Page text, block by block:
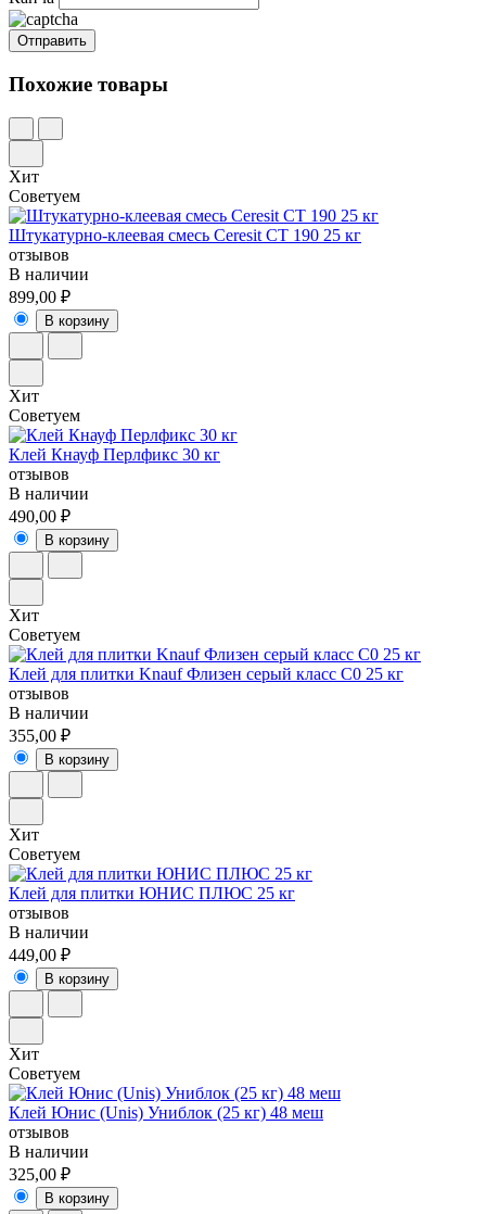
Похожие товары
Хит
Советуем
Штукатурно-клеевая смесь Ceresit CT 190 25 кг
отзывов
В наличии
899,00 ₽
В корзину
Хит
Советуем
Клей Кнауф Перлфикс 30 кг
отзывов
В наличии
490,00 ₽
В корзину
Хит
Советуем
Клей для плитки Knauf Флизен серый класс C0 25 кг
отзывов
В наличии
355,00 ₽
В корзину
Хит
Советуем
Клей для плитки ЮНИС ПЛЮС 25 кг
отзывов
В наличии
449,00 ₽
В корзину
Хит
Советуем
Клей Юнис (Unis) Униблок (25 кг) 48 меш
отзывов
В наличии
325,00 ₽
В корзину